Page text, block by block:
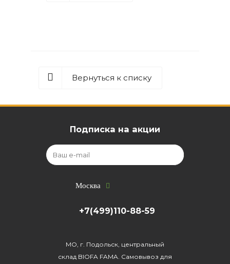
Вернуться к списку
Подписка на акции
Москва
+7(499)110-88-59
МО, г. Подольск, центральный
склад BIOFA FAMA. Самовывоз для